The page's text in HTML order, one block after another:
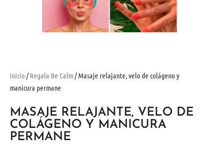
Inicio /Regala Be Calm/ Masaje relajante, velo de colágeno y
manicura permane
MASAJE RELAJANTE, VELO DE
COLÁGENO Y MANICURA
PERMANE